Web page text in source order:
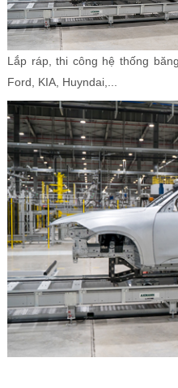
Lắp ráp, thi công hệ thống
Ford, KIA, Huyndai,...